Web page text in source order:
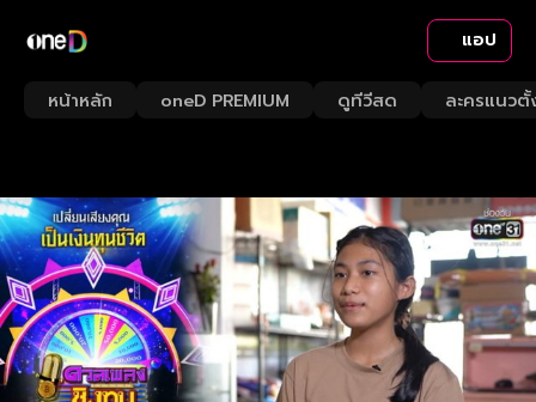
แอป
หน้าหลัก oneD PREMIUM ดูทีวีสด ละครแนวตั้